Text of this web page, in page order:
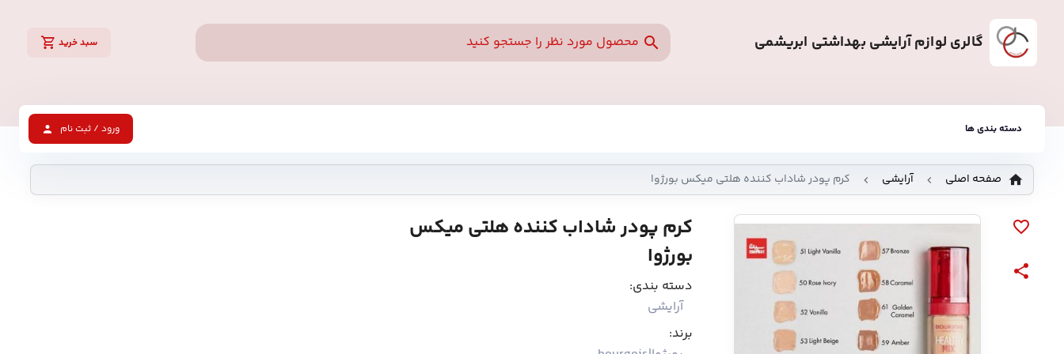
گالری لوازم آرایشی بهداشتی ابریشمی سبد خرید
دسته بندی ها ورود / ثبت نام
صفحه اصلی آرایشی کرم پودر شاداب کننده هلتی میکس بورژوا
کرم پودر شاداب کننده هلتی میکس
بورژوا
دسته بندی:
آرایشی
برند: